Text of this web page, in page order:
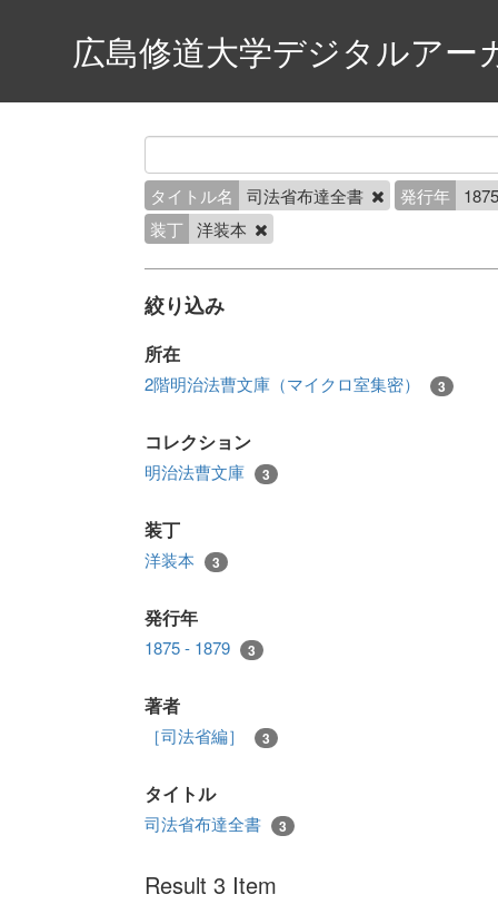
広島修道大学デジタルアー
タイトル名 司法省布達全書 発行年
装丁 洋装本
絞り込み
所在
2階明治法曹文庫（マイクロ室集密） 3
コレクション
明治法曹文庫 3
装丁
洋装本 3
発行年
1875 - 1879 3
著者
［司法省編］ 3
タイトル
司法省布達全書 3
Result 3 Item